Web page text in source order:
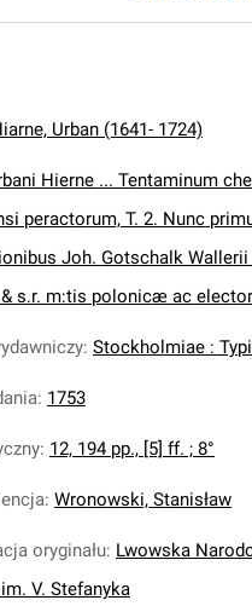
Urban (1641- 1724)
Hierne ... Tentaminum
peractorum, T. 2. Nunc
Joh. Gotschalk
s.r. m:tis polonicæ ac
: Stockholmiae :
: 1753
: 12, 194 pp., [5] ff. ; 8°
: Wronowski, Stanisław
oryginału: Lwowska
V. Stefanyka